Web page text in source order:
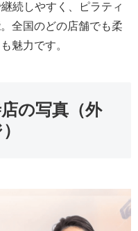
続しやすく、ピラティ
全国のどの店舗でも柔
魅力です。
の写真（外